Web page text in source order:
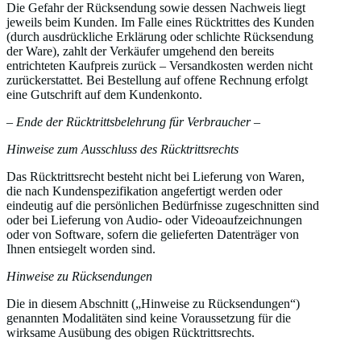
Die Gefahr der Rücksendung sowie dessen Nachweis liegt
jeweils beim Kunden. Im Falle eines Rücktrittes des Kunden
(durch ausdrückliche Erklärung oder schlichte Rücksendung
der Ware), zahlt der Verkäufer umgehend den bereits
entrichteten Kaufpreis zurück – Versandkosten werden nicht
zurückerstattet. Bei Bestellung auf offene Rechnung erfolgt
eine Gutschrift auf dem Kundenkonto.
– Ende der Rücktrittsbelehrung für Verbraucher –
Hinweise zum Ausschluss des Rücktrittsrechts
Das Rücktrittsrecht besteht nicht bei Lieferung von Waren,
die nach Kundenspezifikation angefertigt werden oder
eindeutig auf die persönlichen Bedürfnisse zugeschnitten sind
oder bei Lieferung von Audio- oder Videoaufzeichnungen
oder von Software, sofern die gelieferten Datenträger von
Ihnen entsiegelt worden sind.
Hinweise zu Rücksendungen
Die in diesem Abschnitt („Hinweise zu Rücksendungen“)
genannten Modalitäten sind keine Voraussetzung für die
wirksame Ausübung des obigen Rücktrittsrechts.